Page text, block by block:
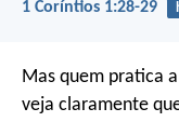
1 Coríntios 1:28-29
Mas quem pratica
veja claramente